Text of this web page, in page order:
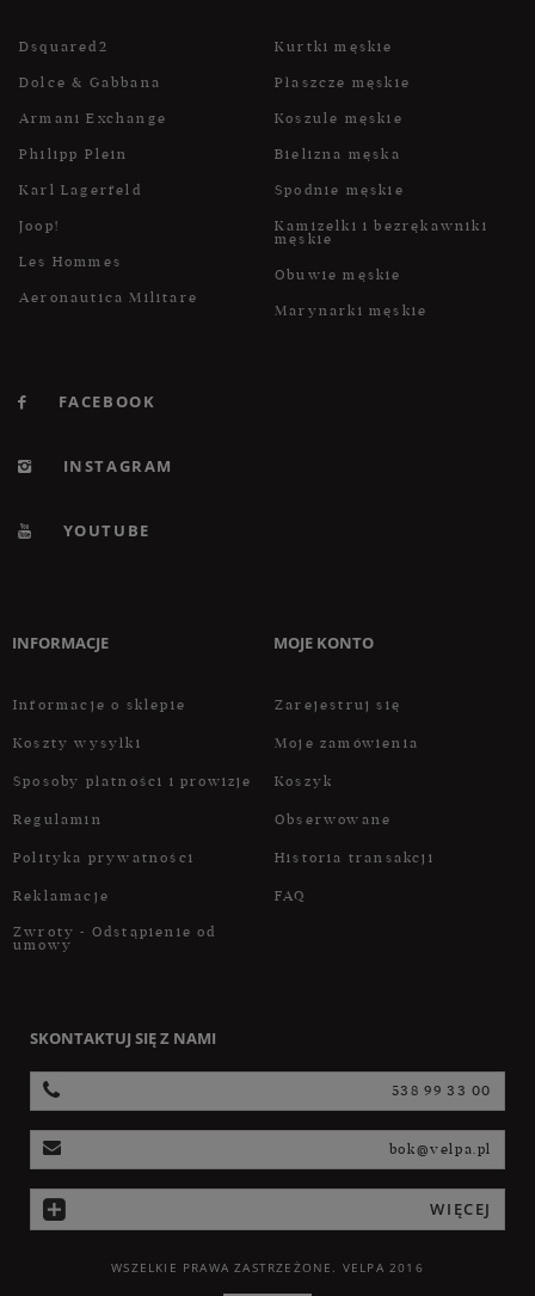
Dsquared2
Dolce & Gabbana
Armani Exchange
Philipp Plein
Karl Lagerfeld
Joop!
Les Hommes
Aeronautica Militare
Kurtki męskie
Płaszcze męskie
Koszule męskie
Bielizna męska
Spodnie męskie
Kamizelki i bezrękawniki
męskie
Obuwie męskie
Marynarki męskie
FACEBOOK
INSTAGRAM
YOUTUBE
INFORMACJE
Informacje o sklepie
Koszty wysyłki
Sposoby płatności i prowizje
Regulamin
Polityka prywatności
Reklamacje
Zwroty - Odstąpienie od
umowy
MOJE KONTO
Zarejestruj się
Moje zamówienia
Koszyk
Obserwowane
Historia transakcji
FAQ
SKONTAKTUJ SIĘ Z NAMI
538 99 33 00
bok@velpa.pl
WIĘCEJ
WSZELKIE PRAWA ZASTRZEŻONE. VELPA 2016